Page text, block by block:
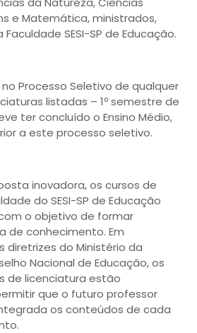
e Matemática, ministrados,
SESI-SP de Educação.
Processo Seletivo de qualquer
listadas – 1º semestre de
ter concluído o Ensino Médio,
a este processo seletivo.
inovadora, os cursos de
do SESI-SP de Educação
o objetivo de formar
de conhecimento. Em
diretrizes do Ministério da
Nacional de Educação, os
de licenciatura estão
que o futuro professor
os conteúdos de cada